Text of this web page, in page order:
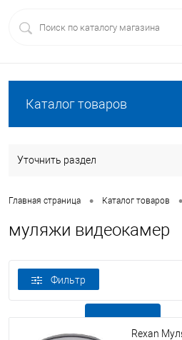
Каталог товаров
Уточнить раздел
Главная страница • Каталог товаров •
муляжи видеокамер
Фильтр
Rexan